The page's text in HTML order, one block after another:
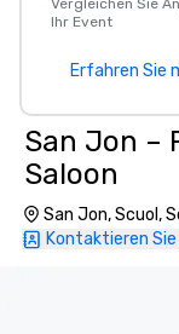
Vergleichen Sie
Ihr Event
Erfahren Sie
San Jon –
Saloon
San Jon, Scuol,
Kontaktieren Sie